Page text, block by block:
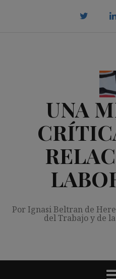
UNA
Por Ignasi Beltran de
del Trabajo y de